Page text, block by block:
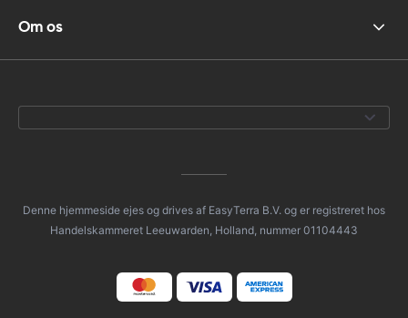
Om os
Denne hjemmeside ejes og drives af EasyTerra B.V. og er registreret hos
Handelskammeret Leeuwarden, Holland, nummer 01104443